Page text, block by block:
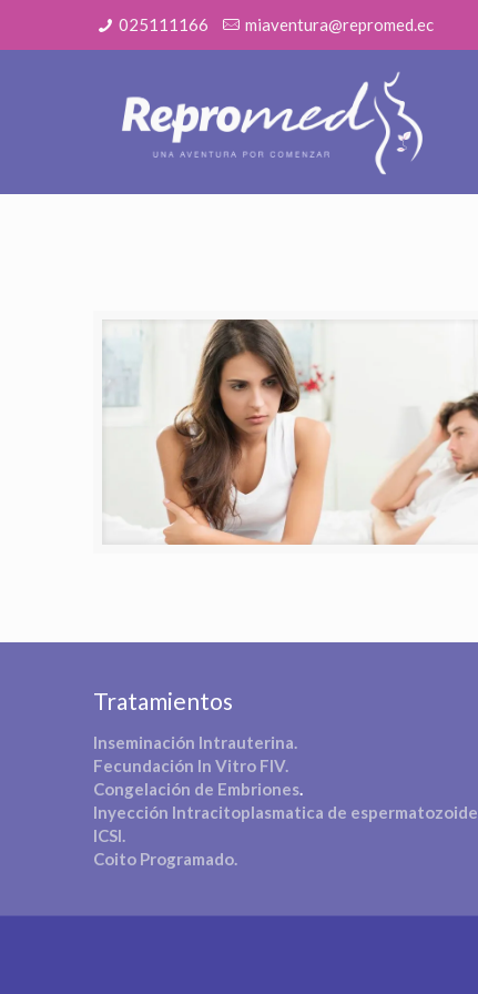
025111166 miaventura@repromed.ec
Tratamientos
Inseminación Intrauterina.
Fecundación In Vitro FIV.
Congelación de Embriones.
Inyección Intracitoplasmatica de espermatozoide
ICSI.
Coito Programado.